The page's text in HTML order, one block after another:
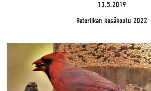
13.5.2019
Retoriikan kesäkoulu 2022